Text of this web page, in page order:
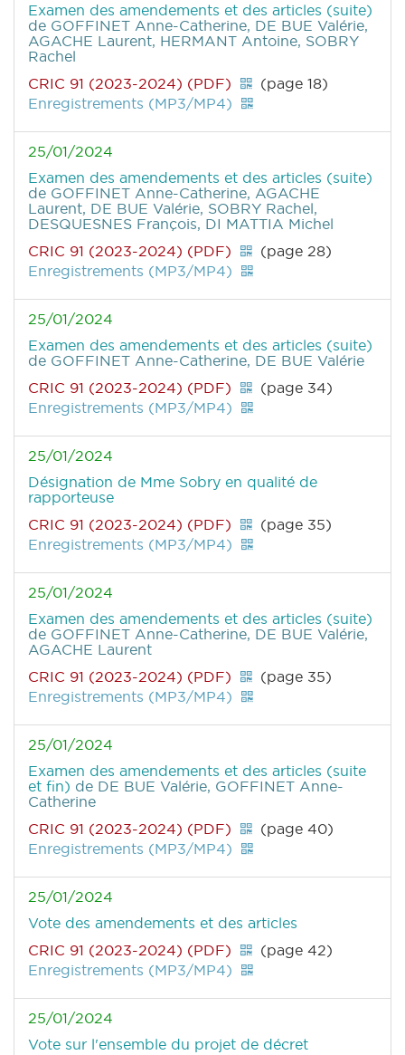
Examen des amendements et des articles (suite)
de GOFFINET Anne-Catherine, DE BUE Valérie,
AGACHE Laurent, HERMANT Antoine, SOBRY
Rachel
CRIC 91 (2023-2024) (PDF)
(page 18)
Enregistrements (MP3/MP4)
25/01/2024
Examen des amendements et des articles (suite)
de GOFFINET Anne-Catherine, AGACHE
Laurent, DE BUE Valérie, SOBRY Rachel,
DESQUESNES François, DI MATTIA Michel
CRIC 91 (2023-2024) (PDF)
(page 28)
Enregistrements (MP3/MP4)
25/01/2024
Examen des amendements et des articles (suite)
de GOFFINET Anne-Catherine, DE BUE Valérie
CRIC 91 (2023-2024) (PDF)
(page 34)
Enregistrements (MP3/MP4)
25/01/2024
Désignation de Mme Sobry en qualité de
rapporteuse
CRIC 91 (2023-2024) (PDF)
(page 35)
Enregistrements (MP3/MP4)
25/01/2024
Examen des amendements et des articles (suite)
de GOFFINET Anne-Catherine, DE BUE Valérie,
AGACHE Laurent
CRIC 91 (2023-2024) (PDF)
(page 35)
Enregistrements (MP3/MP4)
25/01/2024
Examen des amendements et des articles (suite
et fin) de DE BUE Valérie, GOFFINET Anne-
Catherine
CRIC 91 (2023-2024) (PDF)
(page 40)
Enregistrements (MP3/MP4)
25/01/2024
Vote des amendements et des articles
CRIC 91 (2023-2024) (PDF)
(page 42)
Enregistrements (MP3/MP4)
25/01/2024
Vote sur l'ensemble du projet de décret